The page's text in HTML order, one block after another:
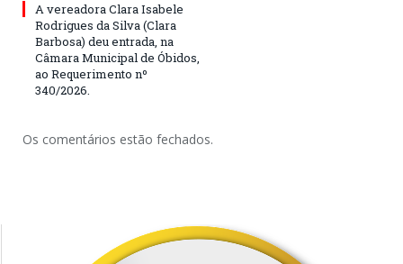
A vereadora Clara Isabele
Rodrigues da Silva (Clara
Barbosa) deu entrada, na
Câmara Municipal de Óbidos,
ao Requerimento nº
340/2026.
Os comentários estão fechados.